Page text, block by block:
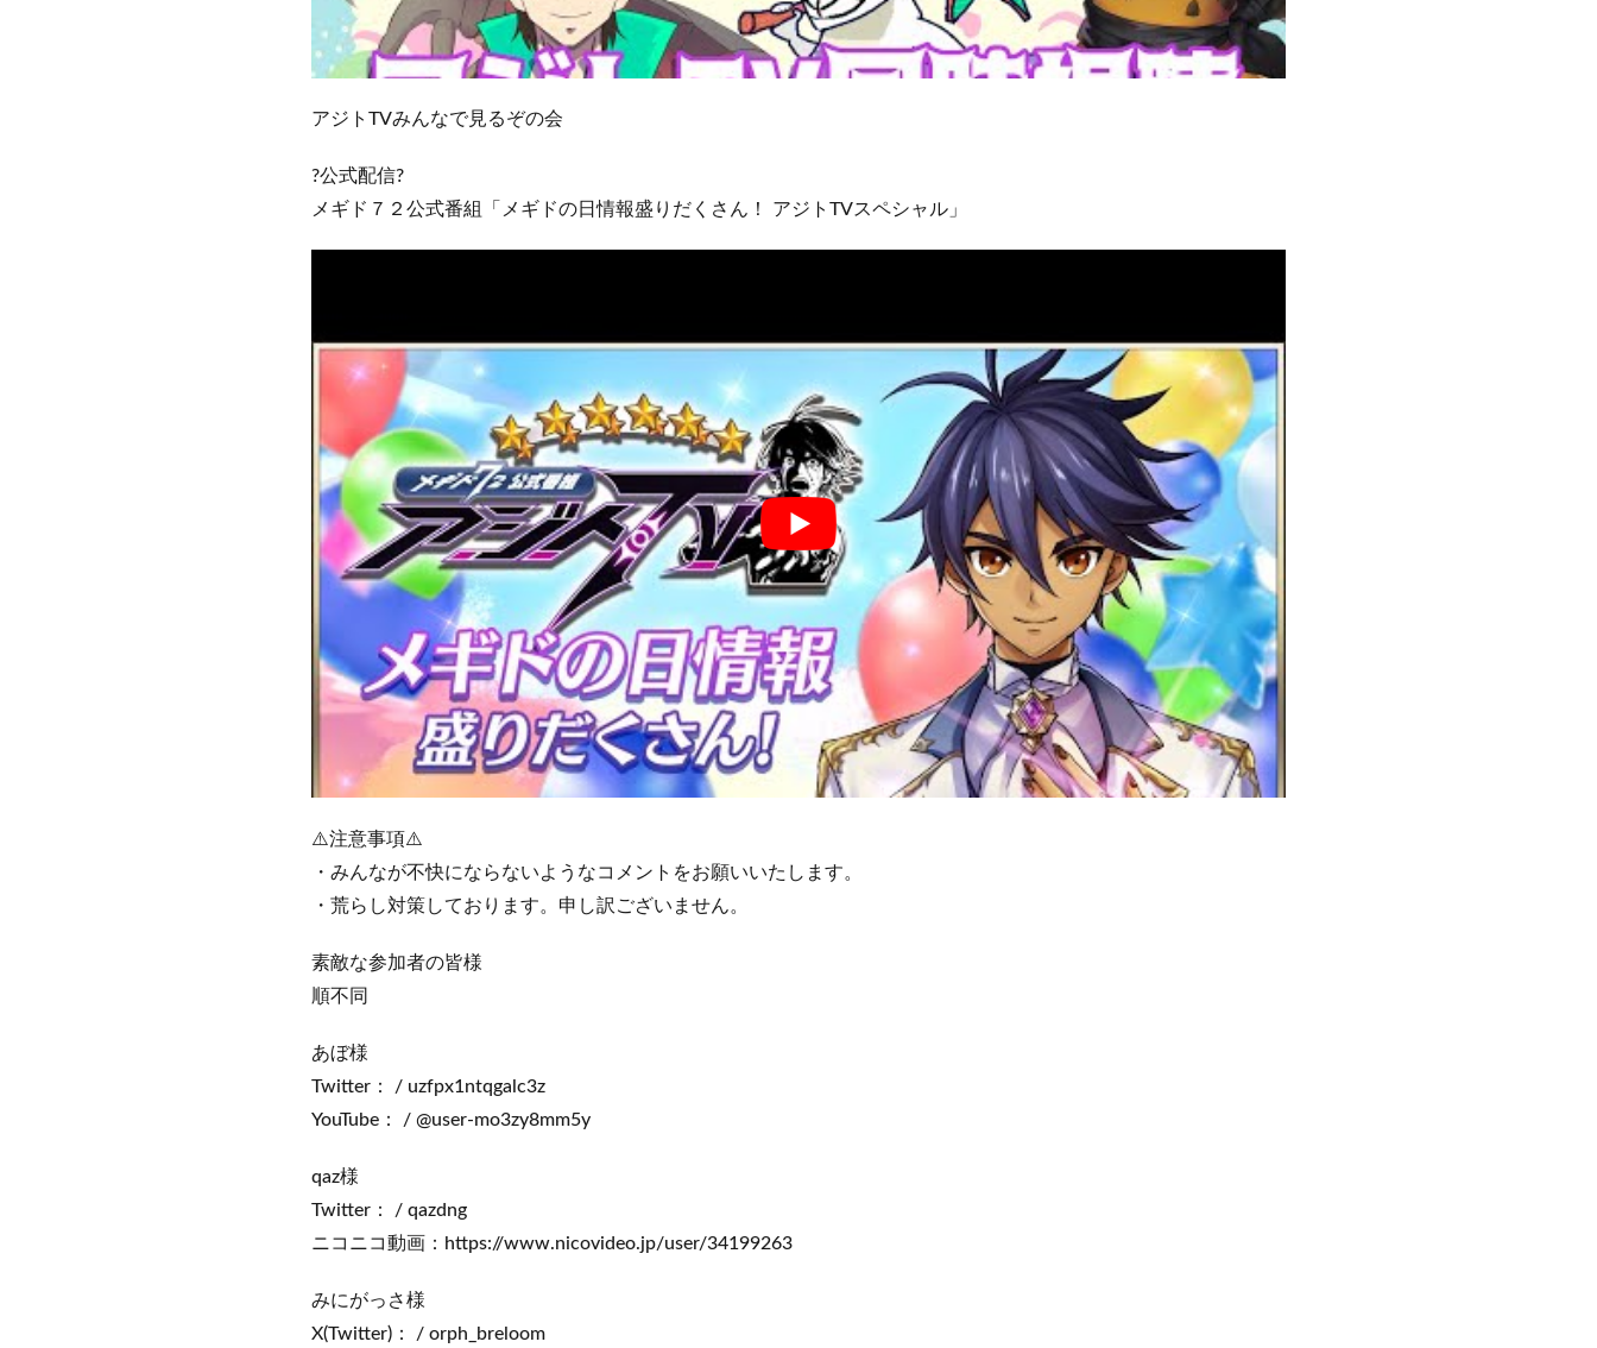
アジトTVみんなで見るぞの会
?公式配信?
メギド７２公式番組「メギドの日情報盛りだくさん！ アジトTVスペシャル」
⚠️注意事項⚠️
・みんなが不快にならないようなコメントをお願いいたします。
・荒らし対策しております。申し訳ございません。
素敵な参加者の皆様
順不同
あぼ様
Twitter： / uzfpx1ntqgalc3z
YouTube： / @user-mo3zy8mm5y
qaz様
Twitter： / qazdng
ニコニコ動画：https://www.nicovideo.jp/user/34199263
みにがっさ様
X(Twitter)： / orph_breloom